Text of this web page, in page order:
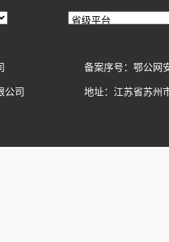
公司
备案序号：鄂公网
地址：江苏省苏州